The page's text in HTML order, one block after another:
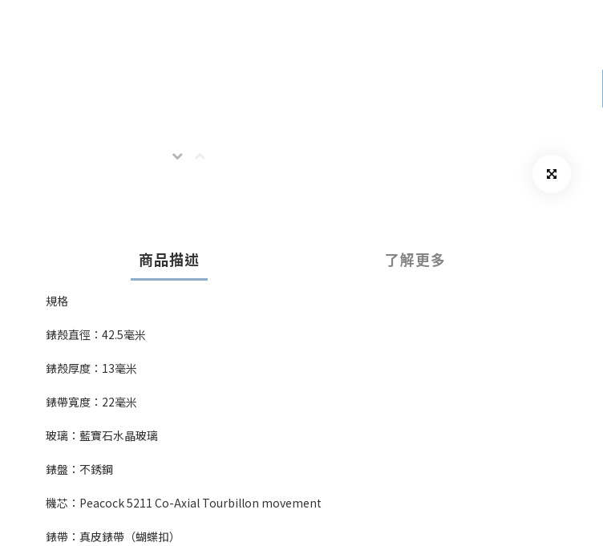
商品描述 了解更多
規格
錶殼直徑： 42.5毫米
錶殼厚度： 13毫米
錶帶寬度： 22毫米
玻璃：藍寶石水晶玻璃
錶盤：不銹鋼
機芯： Peacock 5211 Co-Axial Tourbillon movement
錶帶：真皮錶帶（蝴蝶扣）